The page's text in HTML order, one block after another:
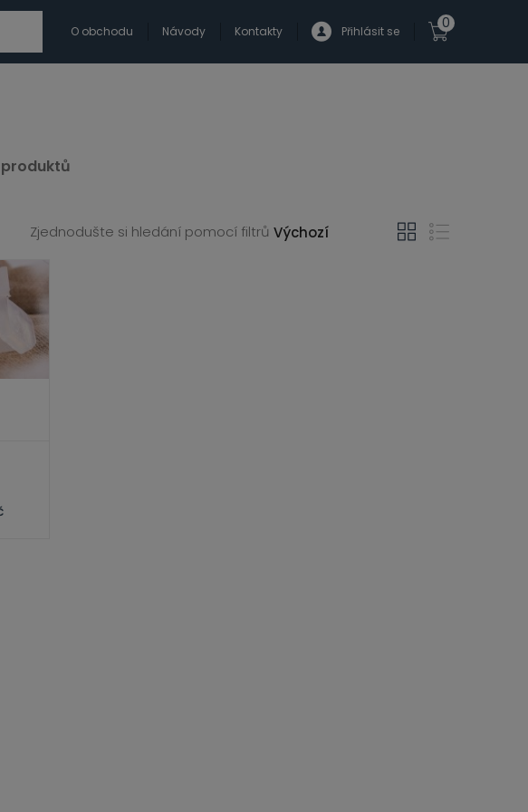
O obchodu Návody Kontakty Přihlásit se 0
Zjednodušte si hledání pomocí filtrů
Current